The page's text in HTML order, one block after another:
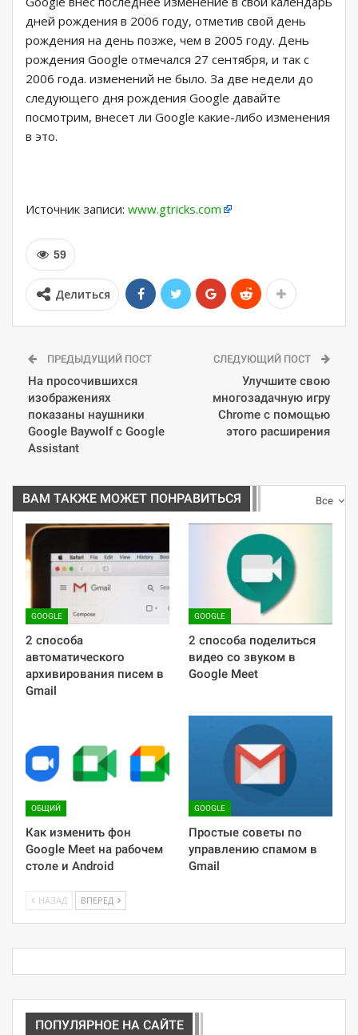
дней рождения в 2006 году, отметив свой день
рождения на день позже, чем в 2005 году. День
рождения Google отмечался 27 сентября, и так с
2006 года. изменений не было. За две недели до
следующего дня рождения Google давайте
посмотрим, внесет ли Google какие-либо изменения
в это.
Источник записи: www.gtricks.com
59
Делиться
ПРЕДЫДУЩИЙ ПОСТ
На просочившихся
изображениях
показаны наушники
Google Baywolf с Google
Assistant
СЛЕДУЮЩИЙ ПОСТ
Улучшите свою
многозадачную игру
Chrome с помощью
этого расширения
Все
ВАМ ТАКЖЕ МОЖЕТ ПОНРАВИТЬСЯ
GOOGLE
2 способа
автоматического
архивирования писем в
Gmail
GOOGLE
2 способа поделиться
видео со звуком в
Google Meet
ОБЩИЙ
Как изменить фон
Google Meet на рабочем
столе и Android
GOOGLE
Простые советы по
управлению спамом в
Gmail
НАЗАД ВПЕРЕД
ПОПУЛЯРНОЕ НА САЙТЕ